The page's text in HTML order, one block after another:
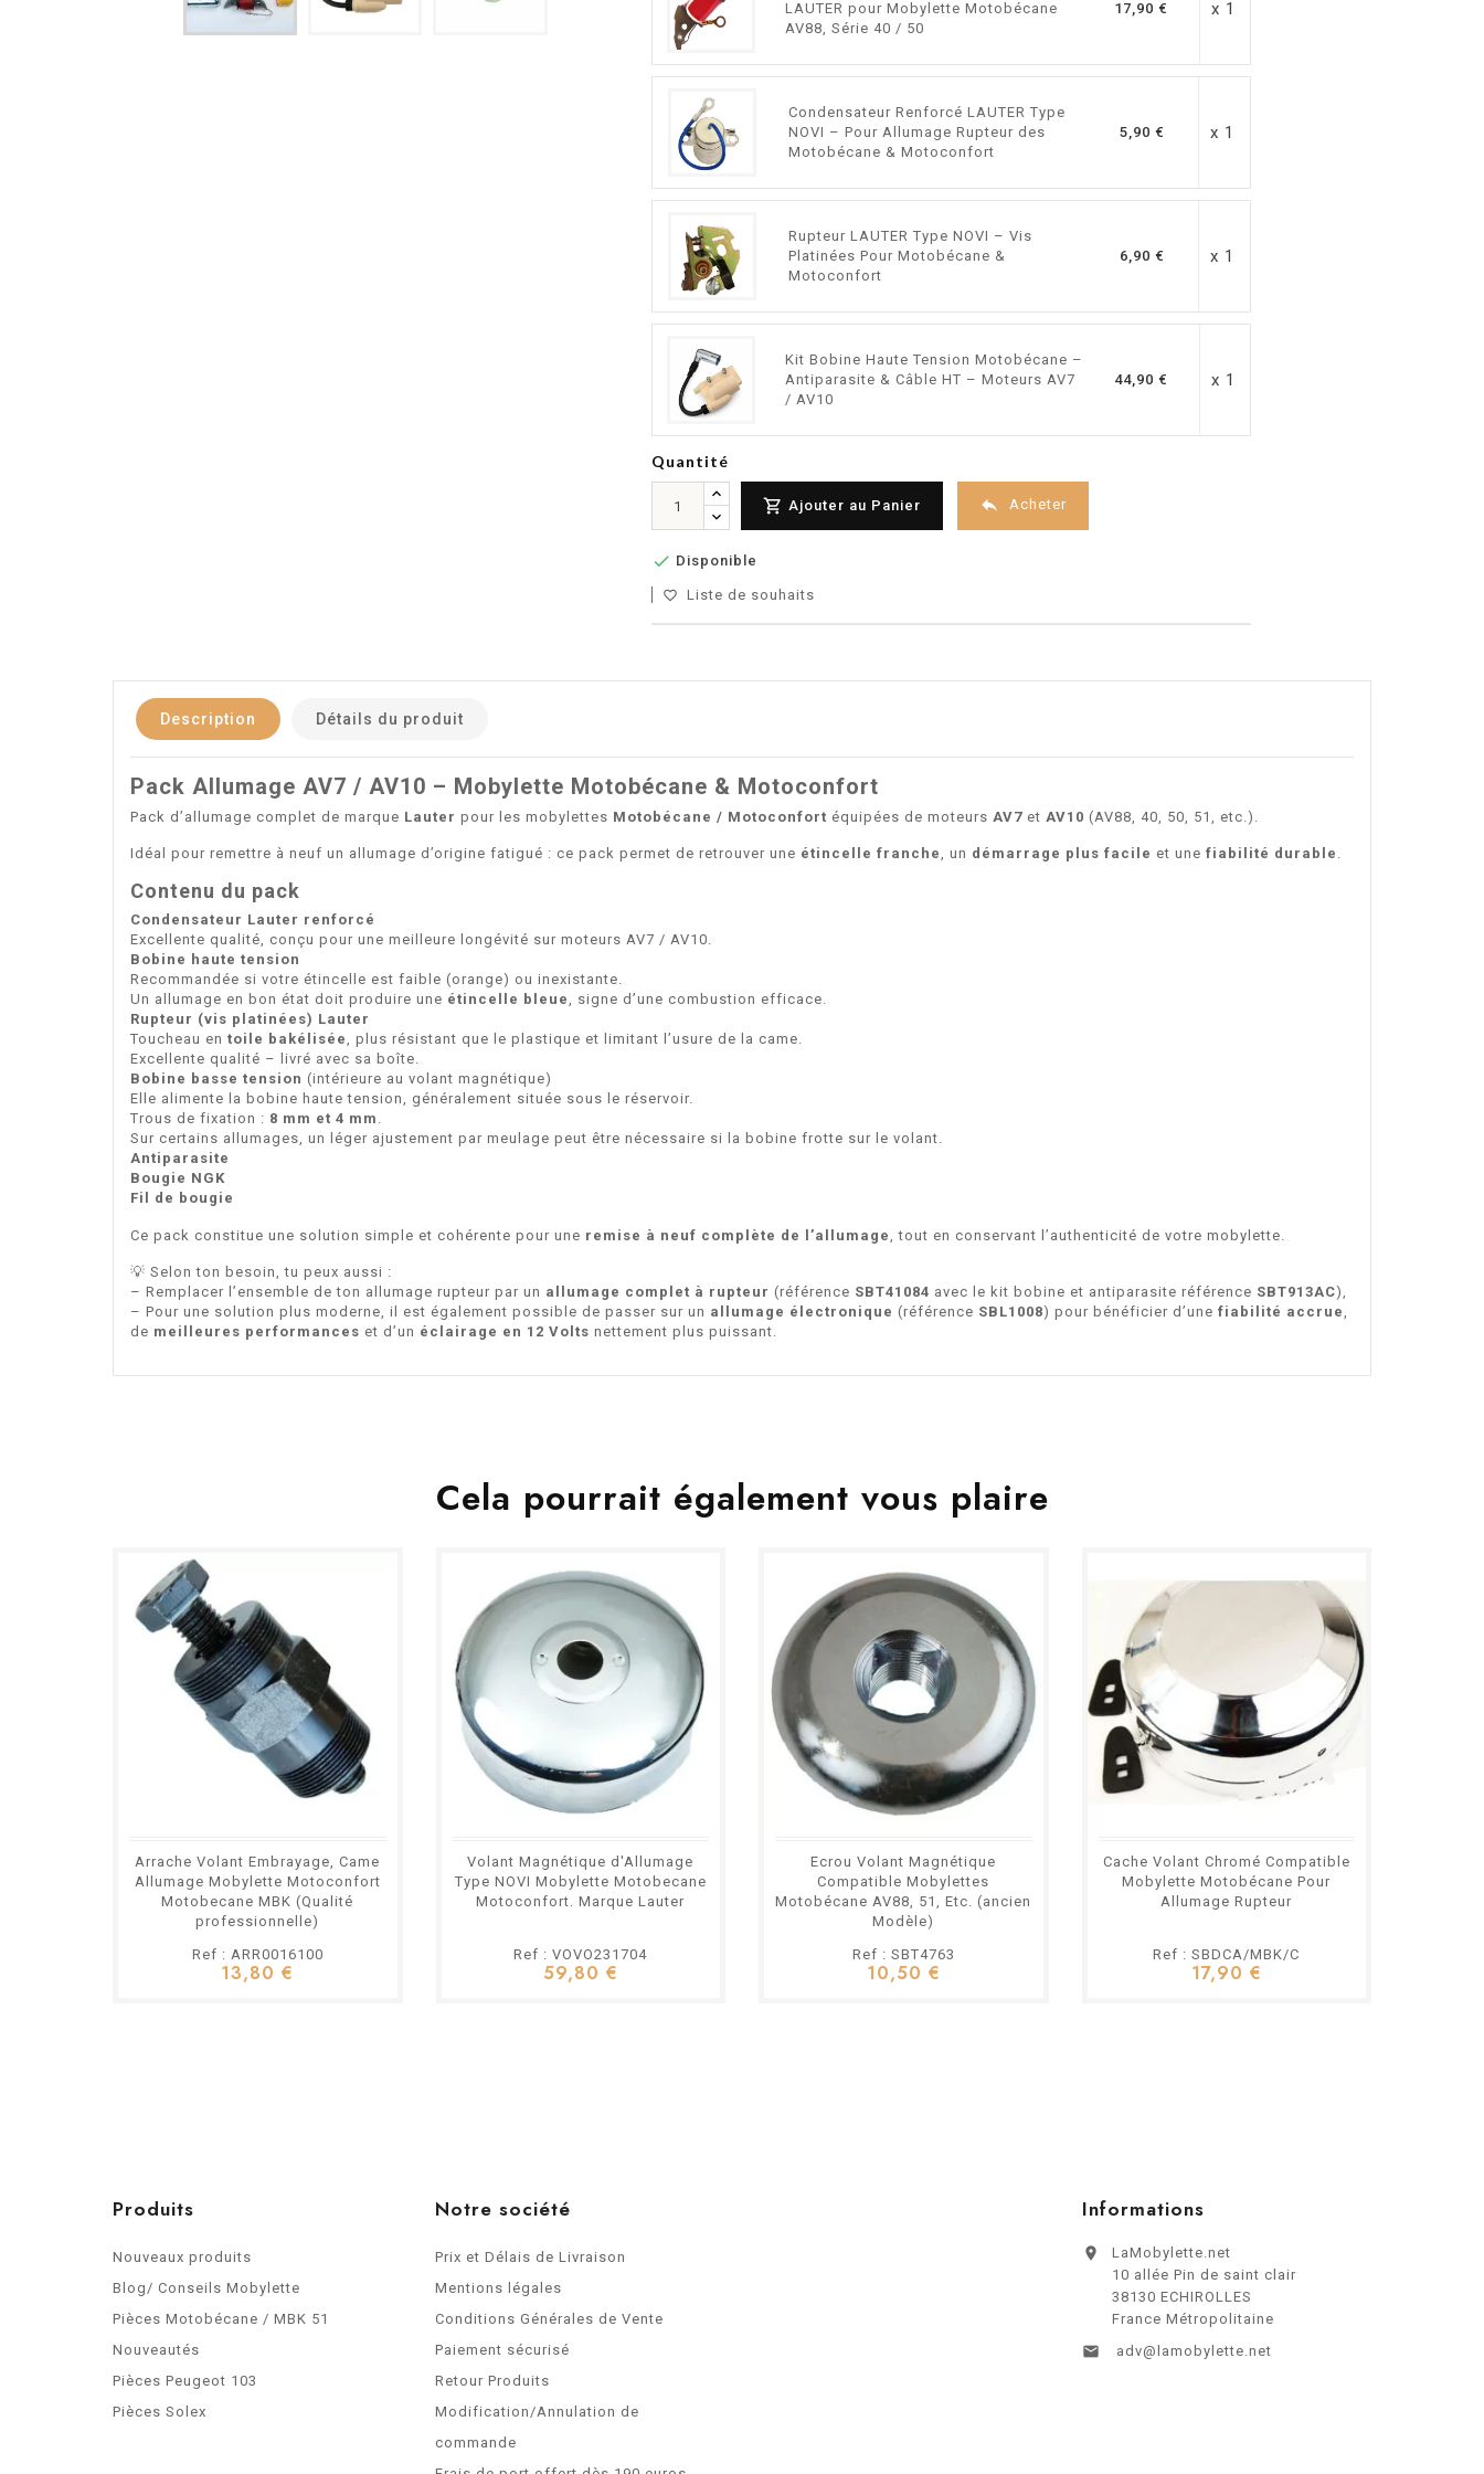
LAUTER pour Mobylette Motobécane
AV88, Série 40 / 50
17,90 € x 1
Condensateur Renforcé LAUTER Type
NOVI – Pour Allumage Rupteur des
Motobécane & Motoconfort
5,90 € x 1
Rupteur LAUTER Type NOVI – Vis
Platinées Pour Motobécane &
Motoconfort
6,90 € x 1
Kit Bobine Haute Tension Motobécane –
Antiparasite & Câble HT – Moteurs AV7
/ AV10
44,90 € x 1
Quantité
 Ajouter au Panier  Acheter
 Disponible
favorite_border Liste de souhaits
Description Détails du produit
Pack Allumage AV7 / AV10 – Mobylette Motobécane & Motoconfort
Pack d’allumage complet de marque Lauter pour les mobylettes Motobécane / Motoconfort équipées de moteurs AV7 et AV10 (AV88, 40, 50, 51, etc.).
Idéal pour remettre à neuf un allumage d’origine fatigué : ce pack permet de retrouver une étincelle franche , un démarrage plus facile et une fiabilité durable
Contenu du pack
Condensateur Lauter renforcé
Excellente qualité, conçu pour une meilleure longévité sur moteurs AV7 / AV10.
Bobine haute tension
Recommandée si votre étincelle est faible (orange) ou inexistante.
Un allumage en bon état doit produire une étincelle bleue
, signe d’une combustion efficace.
Rupteur (vis platinées) Lauter
Toucheau en toile bakélisée
, plus résistant que le plastique et limitant l’usure de la came.
Excellente qualité – livré avec sa boîte.
Bobine basse tension (intérieure au volant magnétique)
Elle alimente la bobine haute tension, généralement située sous le réservoir.
Trous de fixation : 8 mm et 4 mm
Sur certains allumages, un léger ajustement par meulage peut être nécessaire si la bobine frotte sur le volant.
Antiparasite
Bougie NGK
Fil de bougie
Ce pack constitue une solution simple et cohérente pour une remise à neuf complète de l’allumage , tout en conservant l’authenticité de votre mobylette.
💡 Selon ton besoin, tu peux aussi :
– Remplacer l’ensemble de ton allumage rupteur par un allumage complet à rupteur (référence SBT41084 avec le kit bobine et antiparasite référence SBT913AC),
– Pour une solution plus moderne, il est également possible de passer sur un allumage électronique (référence SBL1008) pour bénéficier d’une fiabilité accrue
de meilleures performances et d’un éclairage en 12 Volts nettement plus puissant.
Cela pourrait également vous plaire
Arrache Volant Embrayage, Came
Allumage Mobylette Motoconfort
Motobecane MBK (Qualité
professionnelle)
Ref : ARR0016100
13,80 €
Volant Magnétique d'Allumage
Type NOVI Mobylette Motobecane
Motoconfort. Marque Lauter
Ref : VOVO231704
59,80 €
Ecrou Volant Magnétique
Compatible Mobylettes
Motobécane AV88, 51, Etc. (ancien
Modèle)
Ref : SBT4763
10,50 €
Cache Volant Chromé Compatible
Mobylette Motobécane Pour
Allumage Rupteur
Ref : SBDCA/MBK/C
17,90 €
Produits
Nouveaux produits
Blog/ Conseils Mobylette
Pièces Motobécane / MBK 51
Nouveautés
Pièces Peugeot 103
Pièces Solex
Notre société
Prix et Délais de Livraison
Mentions légales
Conditions Générales de Vente
Paiement sécurisé
Retour Produits
Modification/Annulation de
commande
Informations

LaMobylette.net
10 allée Pin de saint clair
38130 ECHIROLLES
France Métropolitaine
 adv@lamobylette.net